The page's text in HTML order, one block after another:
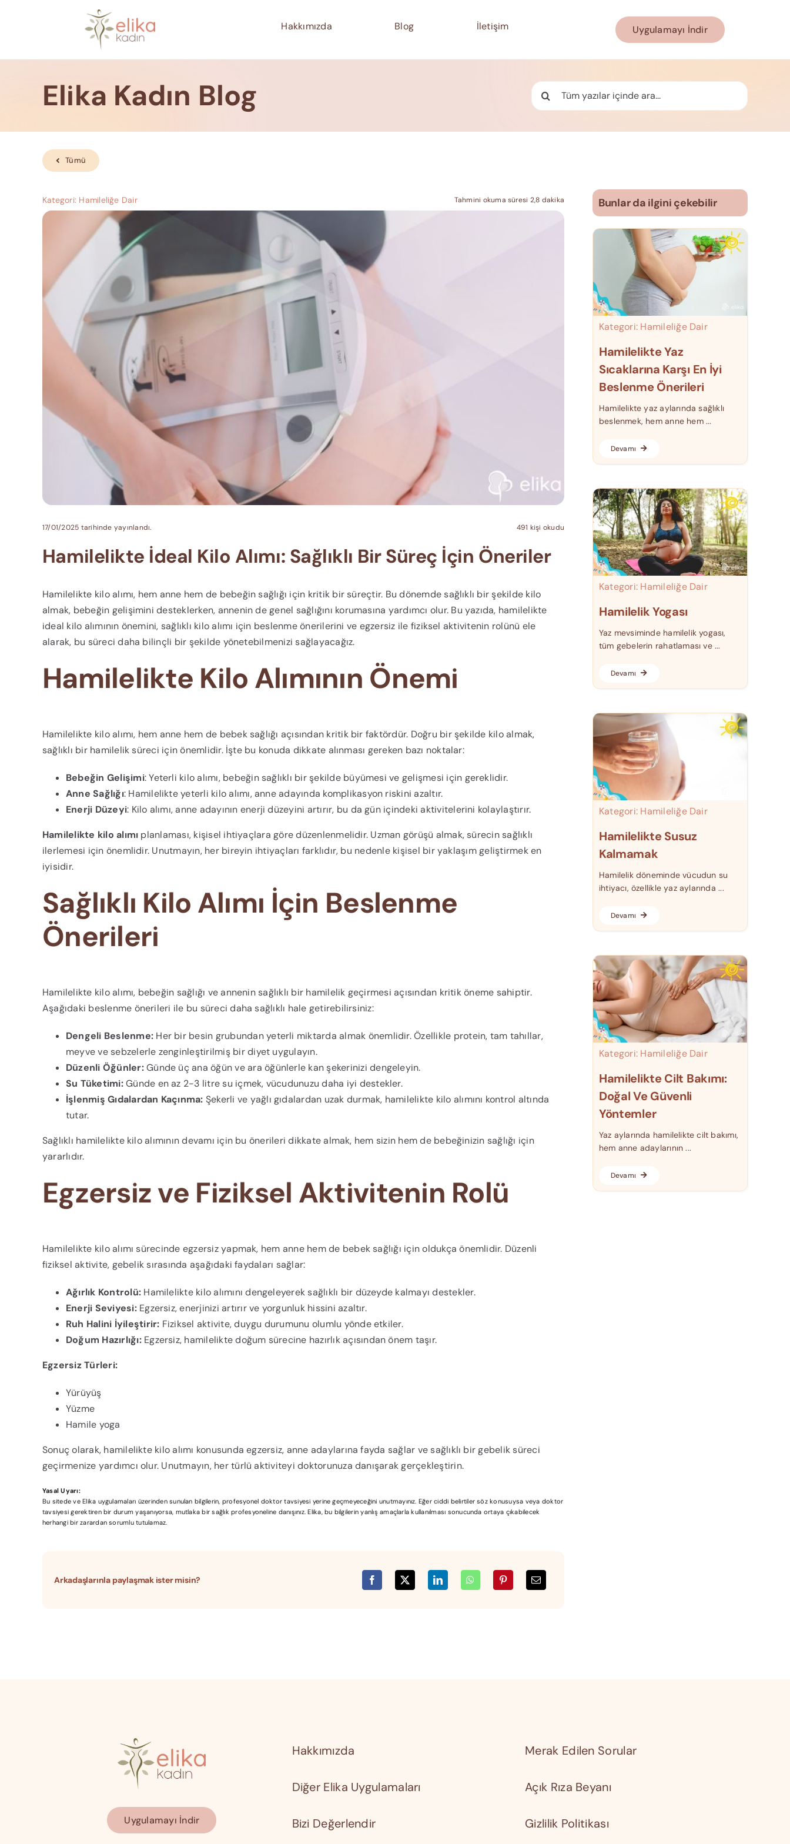
Hakkımızda Blog İletişim Uygulamayı İndir
Elika Kadın Blog Ara:
Tümü
Kategori: Hamileliğe Dair Tahmini okuma süresi 2,8 dakika
17/01/2025 tarihinde yayınlandı. 491 kişi okudu
Hamilelikte İdeal Kilo Alımı: Sağlıklı Bir Süreç İçin Öneriler
Hamilelikte kilo alımı, hem anne hem de bebeğin sağlığı için kritik bir süreçtir. Bu dönemde sağlıklı bir şekilde kilo
almak, bebeğin gelişimini desteklerken, annenin de genel sağlığını korumasına yardımcı olur. Bu yazıda, hamilelikte
ideal kilo alımının önemini, sağlıklı kilo alımı için beslenme önerilerini ve egzersiz ile fiziksel aktivitenin rolünü ele
alarak, bu süreci daha bilinçli bir şekilde yönetebilmenizi sağlayacağız.
Hamilelikte Kilo Alımının Önemi
Hamilelikte kilo alımı, hem anne hem de bebek sağlığı açısından kritik bir faktördür. Doğru bir şekilde kilo almak,
sağlıklı bir hamilelik süreci için önemlidir. İşte bu konuda dikkate alınması gereken bazı noktalar:
Bebeğin Gelişimi: Yeterli kilo alımı, bebeğin sağlıklı bir şekilde büyümesi ve gelişmesi için gereklidir.
Anne Sağlığı: Hamilelikte yeterli kilo alımı, anne adayında komplikasyon riskini azaltır.
Enerji Düzeyi: Kilo alımı, anne adayının enerji düzeyini artırır, bu da gün içindeki aktivitelerini kolaylaştırır.
Hamilelikte kilo alımı planlaması, kişisel ihtiyaçlara göre düzenlenmelidir. Uzman görüşü almak, sürecin sağlıklı
ilerlemesi için önemlidir. Unutmayın, her bireyin ihtiyaçları farklıdır, bu nedenle kişisel bir yaklaşım geliştirmek en
iyisidir.
Sağlıklı Kilo Alımı İçin Beslenme
Önerileri
Hamilelikte kilo alımı, bebeğin sağlığı ve annenin sağlıklı bir hamilelik geçirmesi açısından kritik öneme sahiptir.
Aşağıdaki beslenme önerileri ile bu süreci daha sağlıklı hale getirebilirsiniz:
Dengeli Beslenme: Her bir besin grubundan yeterli miktarda almak önemlidir. Özellikle protein, tam tahıllar,
meyve ve sebzelerle zenginleştirilmiş bir diyet uygulayın.
Düzenli Öğünler:Günde üç ana öğün ve ara öğünlerle kan şekerinizi dengeleyin.
Su Tüketimi:Günde en az 2-3 litre su içmek, vücudunuzu daha iyi destekler.
İşlenmiş Gıdalardan Kaçınma: Şekerli ve yağlı gıdalardan uzak durmak, hamilelikte kilo alımını kontrol altında
tutar.
Sağlıklı hamilelikte kilo alımının devamı için bu önerileri dikkate almak, hem sizin hem de bebeğinizin sağlığı için
yararlıdır.
Egzersiz ve Fiziksel Aktivitenin Rolü
Hamilelikte kilo alımı sürecinde egzersiz yapmak, hem anne hem de bebek sağlığı için oldukça önemlidir. Düzenli
fiziksel aktivite, gebelik sırasında aşağıdaki faydaları sağlar:
Ağırlık Kontrolü: Hamilelikte kilo alımını dengeleyerek sağlıklı bir düzeyde kalmayı destekler.
Enerji Seviyesi:Egzersiz, enerjinizi artırır ve yorgunluk hissini azaltır.
Ruh Halini İyileştirir: Fiziksel aktivite, duygu durumunu olumlu yönde etkiler.
Doğum Hazırlığı:Egzersiz, hamilelikte doğum sürecine hazırlık açısından önem taşır.
Egzersiz Türleri:
Yürüyüş
Yüzme
Hamile yoga
Sonuç olarak, hamilelikte kilo alımı konusunda egzersiz, anne adaylarına fayda sağlar ve sağlıklı bir gebelik süreci
geçirmenize yardımcı olur. Unutmayın, her türlü aktiviteyi doktorunuza danışarak gerçekleştirin.
Yasal Uyarı:
Bu sitede ve Elika uygulamaları üzerinden sunulan bilgilerin, profesyonel doktor tavsiyesi yerine geçmeyeceğini unutmayınız. Eğer ciddi belirtiler söz konusuysa veya doktor
tavsiyesi gerektiren bir durum yaşanıyorsa, mutlaka bir sağlık profesyoneline danışınız. Elika, bu bilgilerin yanlış amaçlarla kullanılması sonucunda ortaya çıkabilecek
herhangi bir zarardan sorumlu tutulamaz.
Arkadaşlarınla paylaşmak ister misin?
Bunlar da ilgini çekebilir
Kategori: Hamileliğe Dair
Hamilelikte Yaz
Sıcaklarına Karşı En İyi
Beslenme Önerileri
Hamilelikte yaz aylarında sağlıklı
beslenmek, hem anne hem ...
Devamı
Kategori: Hamileliğe Dair
Hamilelik Yogası
Yaz mevsiminde hamilelik yogası,
tüm gebelerin rahatlaması ve ...
Devamı
Kategori: Hamileliğe Dair
Hamilelikte Susuz
Kalmamak
Hamilelik döneminde vücudun su
ihtiyacı, özellikle yaz aylarında ...
Devamı
Kategori: Hamileliğe Dair
Hamilelikte Cilt Bakımı:
Doğal Ve Güvenli
Yöntemler
Yaz aylarında hamilelikte cilt bakımı,
hem anne adaylarının ...
Devamı
Uygulamayı İndir
Hakkımızda
Diğer Elika Uygulamaları
Bizi Değerlendir
Merak Edilen Sorular
Açık Rıza Beyanı
Gizlilik Politikası